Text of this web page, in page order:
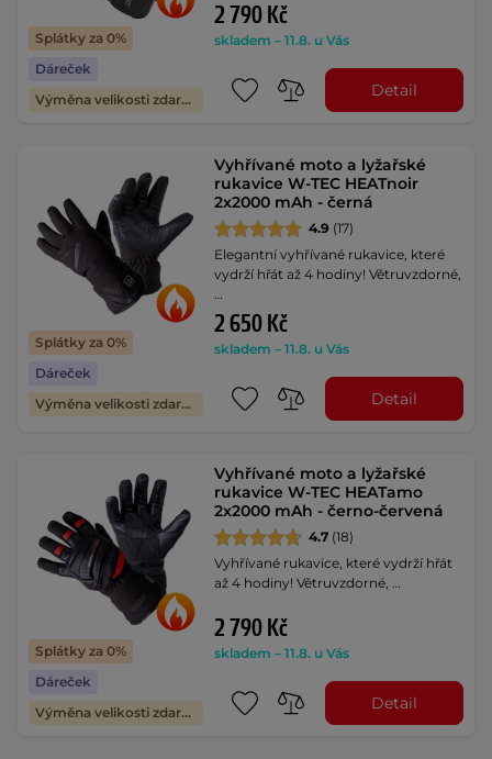
Splátky za 0%
Dáreček
Výměna velikosti zdarma
2 790 Kč
skladem – 11.8. u Vás
Detail
Splátky za 0%
Dáreček
Výměna velikosti zdarma
Vyhřívané moto a lyžařské
rukavice W-TEC HEATnoir
2x2000 mAh - černá
4.9 (17)
Elegantní vyhřívané rukavice, které
vydrží hřát až 4 hodiny! Větruvzdorné,
…
2 650 Kč
skladem – 11.8. u Vás
Detail
Splátky za 0%
Dáreček
Výměna velikosti zdarma
Vyhřívané moto a lyžařské
rukavice W-TEC HEATamo
2x2000 mAh - černo-červená
4.7 (18)
Vyhřívané rukavice, které vydrží hřát
až 4 hodiny! Větruvzdorné, …
2 790 Kč
skladem – 11.8. u Vás
Detail